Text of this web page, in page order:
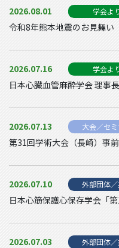
2026.08.01 学会よ
令和8年熊本地震のお見舞い
2026.07.16 学会よ
日本心臓血管麻酔学会 理事
2026.07.13 大会／セ
第31回学術大会（長崎）事
2026.07.10 外部団体
日本心筋保護心保存学会「
2026.07.03 外部団体